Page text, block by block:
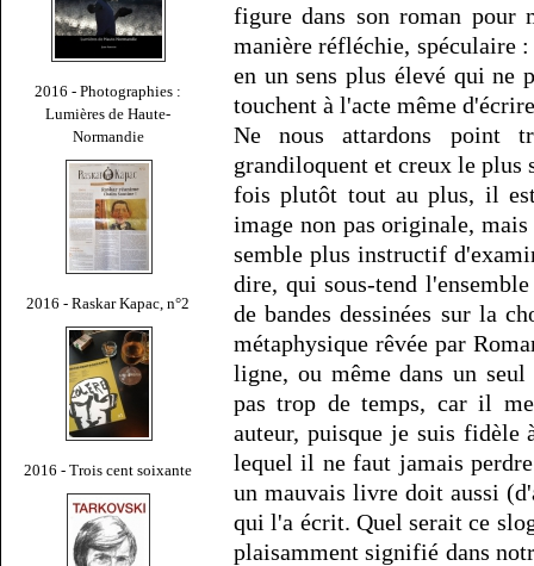
2016 - Photographies :
Lumières de Haute-
Normandie
2016 - Raskar Kapac, n°2
2016 - Trois cent soixante
figure dans son roman pour
manière réfléchie, spéculaire
en un sens plus élevé qui ne
touchent à l'acte même
Ne nous attardons point
grandiloquent et creux le plus
fois plutôt tout au plus, il
image non pas originale,
semble plus instructif
dire, qui sous-tend
de bandes dessinées sur la
métaphysique rêvée par
ligne, ou même dans un
pas trop de temps, car il
auteur, puisque je suis fidèle
lequel il ne faut jamais
un mauvais livre doit aussi
qui l'a écrit. Quel serait ce
plaisamment signifié dans